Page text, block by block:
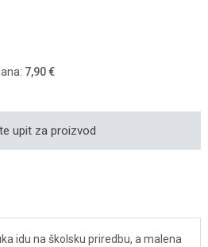
7,90 €
upit za proizvod
idu na školsku priredbu, a malena